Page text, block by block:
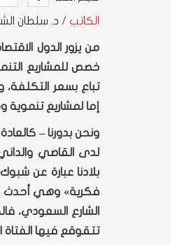
الكاتب / د. سلطان
من يزور الدول
خصص للمشاريع
تباع بسعر
إما لمشاريع تنموية
ونحن بدورنا –
لدى القاصي
بلادنا عبارة عن
فكرية» وهي أحدث
الشارع السعودي،
تتقوقع فيها الفتاة